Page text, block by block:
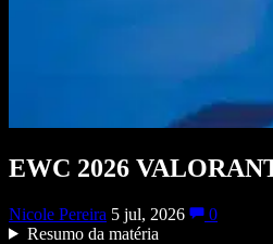
EWC 2026
Nicole Pereira 5 jul, 2026
0
Resumo da matéria